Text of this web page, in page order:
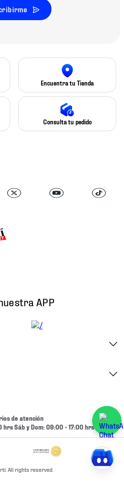
Encuentra tu Tienda
Consulta tu pedido
APP
de atención
Sáb y Dom: 09:00 - 17:00 hrs
All rights reserved.